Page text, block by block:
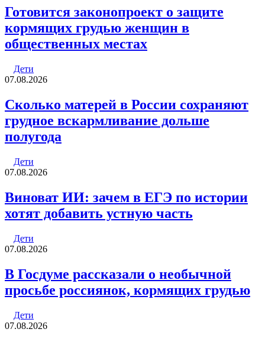
Готовится законопроект о защите
кормящих грудью женщин в
общественных местах
Дети
07.08.2026
Сколько матерей в России сохраняют
грудное вскармливание дольше
полугода
Дети
07.08.2026
Виноват ИИ: зачем в ЕГЭ по истории
хотят добавить устную часть
Дети
07.08.2026
В Госдуме рассказали о необычной
просьбе россиянок, кормящих грудью
Дети
07.08.2026